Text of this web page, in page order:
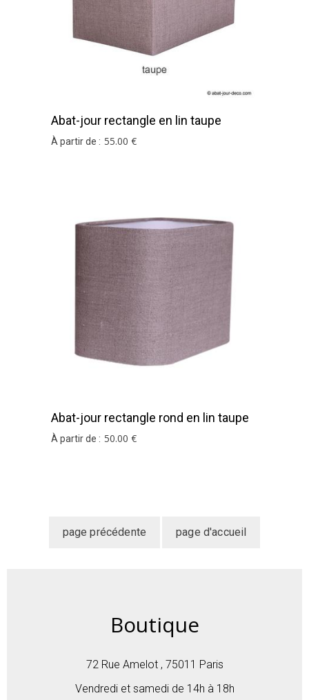
Abat-jour rectangle en lin taupe
À partir de : 55.00 €
Abat-jour rectangle rond en lin taupe
À partir de : 50.00 €
Boutique
72 Rue Amelot , 75011 Paris
Vendredi et samedi de 14h à 18h